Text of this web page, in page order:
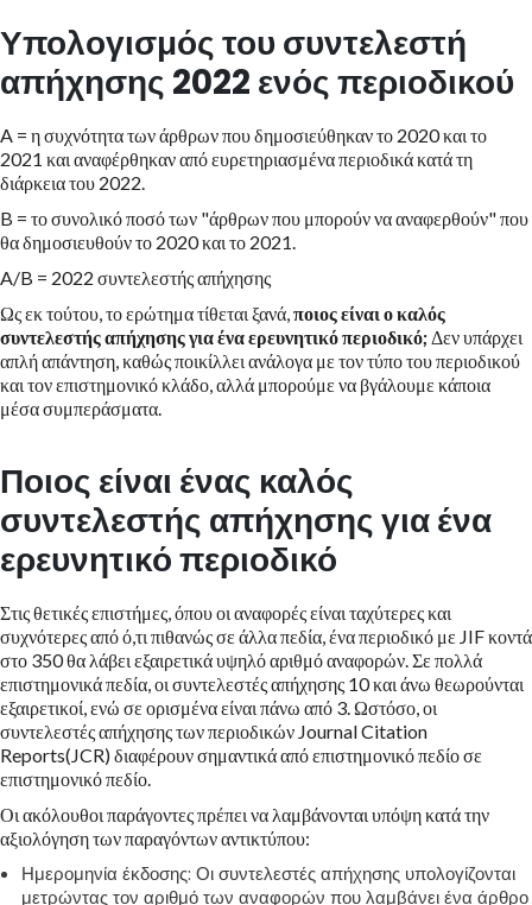
Υπολογισμός του συντελεστή
απήχησης 2022 ενός περιοδικού
A = η συχνότητα των άρθρων που δημοσιεύθηκαν το 2020 και το
2021 και αναφέρθηκαν από ευρετηριασμένα περιοδικά κατά τη
διάρκεια του 2022.
B = το συνολικό ποσό των "άρθρων που μπορούν να αναφερθούν" που
θα δημοσιευθούν το 2020 και το 2021.
A/B = 2022 συντελεστής απήχησης
Ως εκ τούτου, το ερώτημα τίθεται ξανά, ποιος είναι ο καλός
συντελεστής απήχησης για ένα ερευνητικό περιοδικό; Δεν υπάρχει
απλή απάντηση, καθώς ποικίλλει ανάλογα με τον τύπο του περιοδικού
και τον επιστημονικό κλάδο, αλλά μπορούμε να βγάλουμε κάποια
μέσα συμπεράσματα.
Ποιος είναι ένας καλός
συντελεστής απήχησης για ένα
ερευνητικό περιοδικό
Στις θετικές επιστήμες, όπου οι αναφορές είναι ταχύτερες και
συχνότερες από ό,τι πιθανώς σε άλλα πεδία, ένα περιοδικό με JIF κοντά
στο 350 θα λάβει εξαιρετικά υψηλό αριθμό αναφορών. Σε πολλά
επιστημονικά πεδία, οι συντελεστές απήχησης 10 και άνω θεωρούνται
εξαιρετικοί, ενώ σε ορισμένα είναι πάνω από 3. Ωστόσο, οι
συντελεστές απήχησης των περιοδικών Journal Citation
Reports(JCR) διαφέρουν σημαντικά από επιστημονικό πεδίο σε
επιστημονικό πεδίο.
Οι ακόλουθοι παράγοντες πρέπει να λαμβάνονται υπόψη κατά την
αξιολόγηση των παραγόντων αντικτύπου:
Ημερομηνία έκδοσης: Οι συντελεστές απήχησης υπολογίζονται
μετρώντας τον αριθμό των αναφορών που λαμβάνει ένα άρθρο